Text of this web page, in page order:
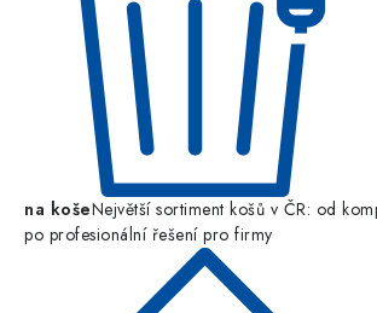
na košeNejvětší sortiment košů v ČR: od
po profesionální řešení pro firmy